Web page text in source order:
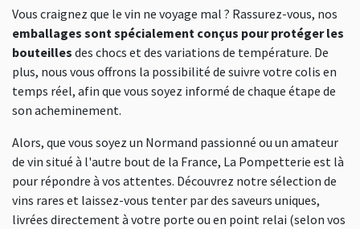
Vous craignez que le vin ne voyage mal ? Rassurez-vous, nos
emballages sont spécialement conçus pour protéger les
bouteilles des chocs et des variations de température. De
plus, nous vous offrons la possibilité de suivre votre colis en
temps réel, afin que vous soyez informé de chaque étape de
son acheminement.
Alors, que vous soyez un Normand passionné ou un amateur
de vin situé à l'autre bout de la France, La Pompetterie est là
pour répondre à vos attentes. Découvrez notre sélection de
vins rares et laissez-vous tenter par des saveurs uniques,
livrées directement à votre porte ou en point relai (selon vos